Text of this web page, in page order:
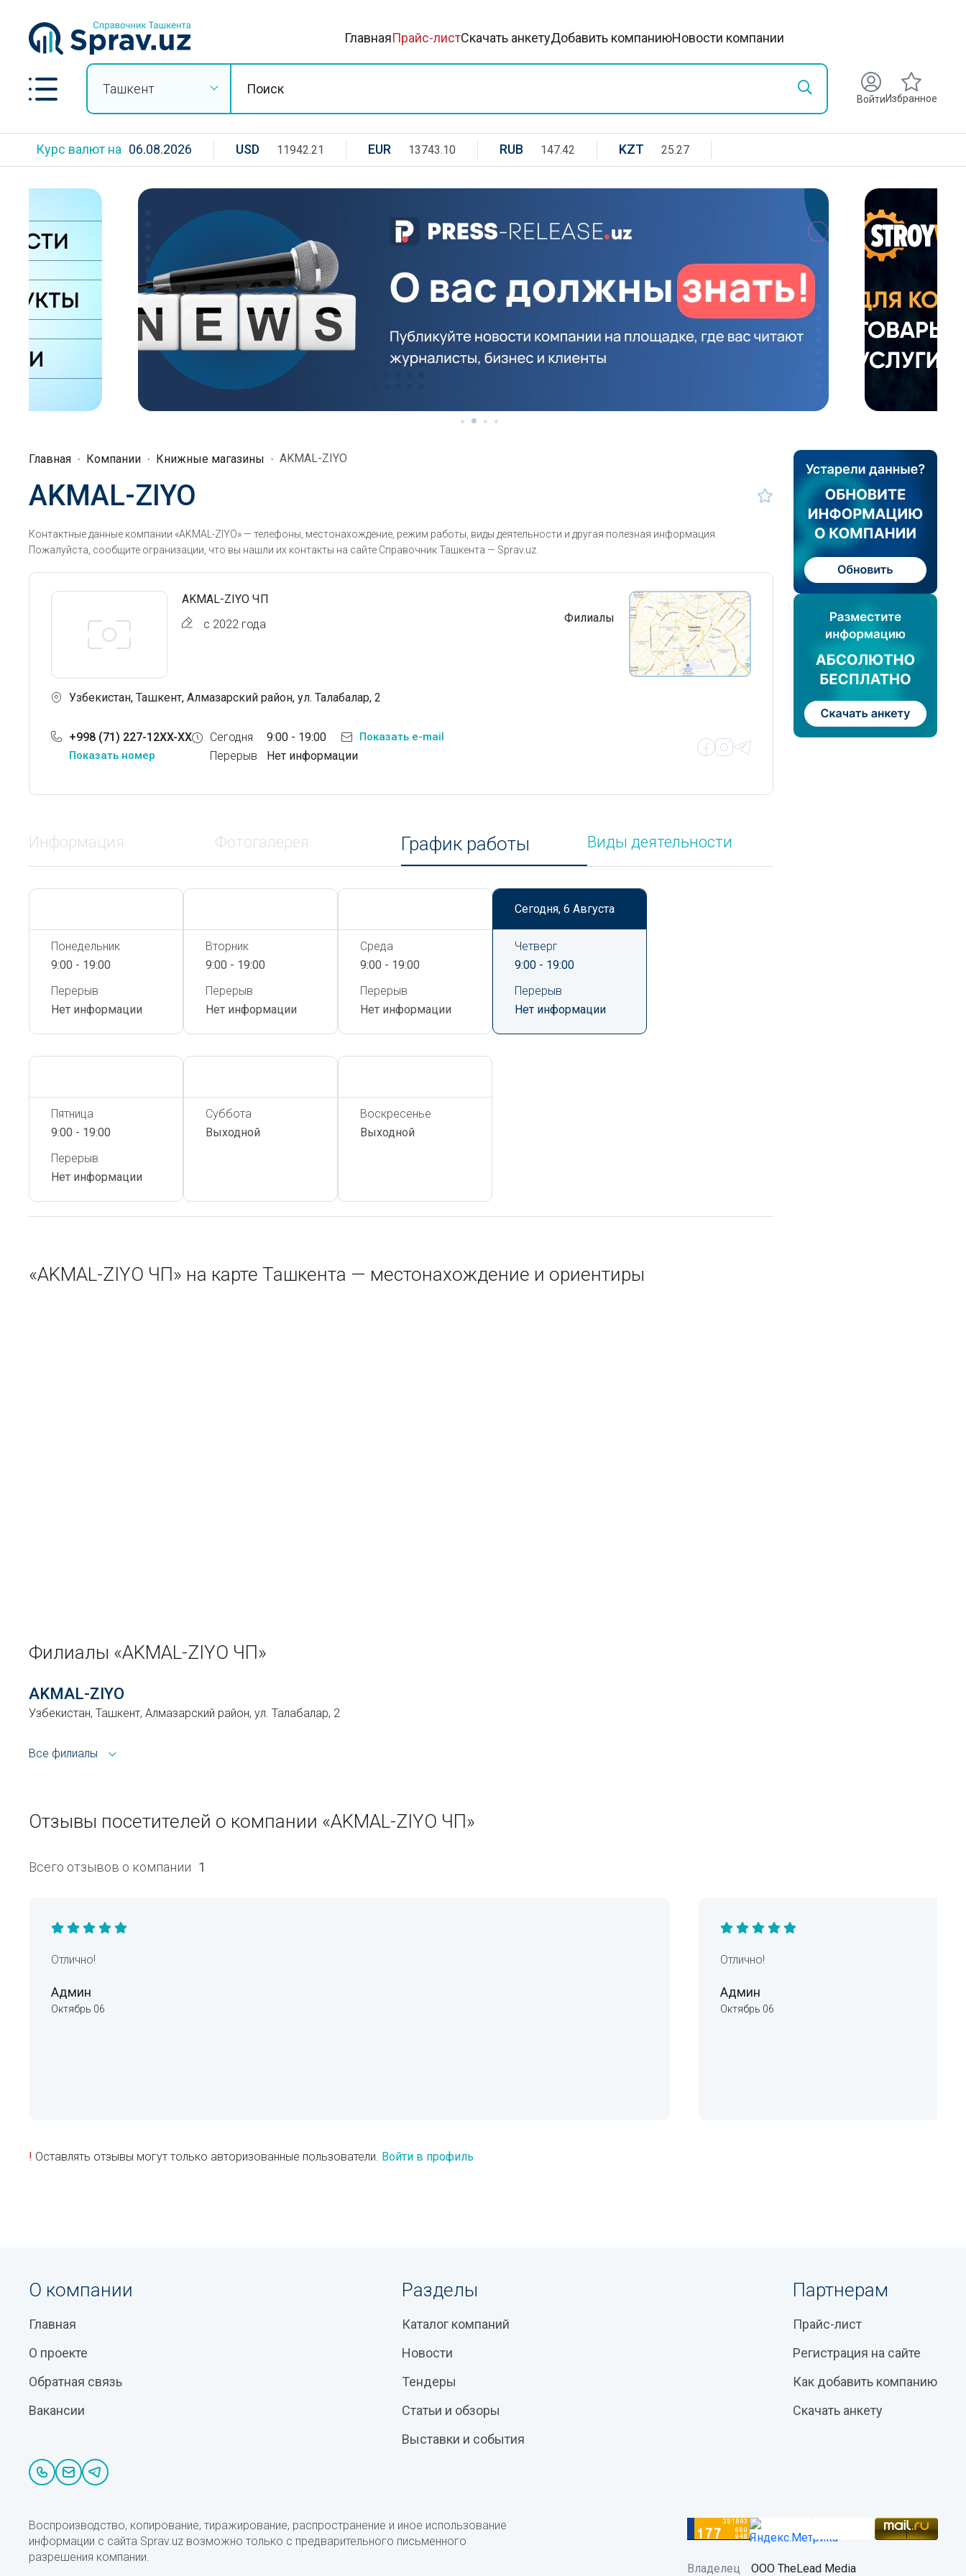
ГлавнаяПрайс-листСкачать анкетуДобавить компаниюНовости компании
Ташкент
ВойтиИзбранное
Курс валют на 06.08.2026 USD 11942.21 EUR 13743.10 RUB 147.42 KZT 25.27
Главная Компании Книжные магазины AKMAL-ZIYO
AKMAL-ZIYO
Контактные данные компании «AKMAL-ZIYO» — телефоны, местонахождение, режим работы, виды деятельности и другая полезная информация.
Пожалуйста, сообщите огранизации, что вы нашли их контакты на сайте Справочник Ташкента — Sprav.uz.
AKMAL-ZIYO ЧП
с 2022 года
Филиалы
Узбекистан, Ташкент, Алмазарский район, ул. Талабалар, 2
+998 (71) 227-12XX-XX
Показать номер
Сегодня
Перерыв
9:00 - 19:00
Нет информации
Показать e-mail
Информация Фотогалерея График работы Виды деятельности
Понедельник
9:00 - 19:00
Перерыв
Нет информации
Вторник
9:00 - 19:00
Перерыв
Нет информации
Среда
9:00 - 19:00
Перерыв
Нет информации
Сегодня, 6 Августа
Четверг
9:00 - 19:00
Перерыв
Нет информации
Пятница
9:00 - 19:00
Перерыв
Нет информации
Суббота
Выходной
Воскресенье
Выходной
«AKMAL-ZIYO ЧП» на карте Ташкента — местонахождение и ориентиры
Филиалы «AKMAL-ZIYO ЧП»
AKMAL-ZIYO
Узбекистан, Ташкент, Алмазарский район, ул. Талабалар, 2
Все филиалы
Отзывы посетителей о компании «AKMAL-ZIYO ЧП»
Всего отзывов о компании 1
Отлично!
Админ
Октябрь 06
Отлично!
Админ
Октябрь 06
! Оставлять отзывы могут только авторизованные пользователи. Войти в профиль
О компании
Главная
О проекте
Обратная связь
Вакансии
Разделы
Каталог компаний
Новости
Тендеры
Статьи и обзоры
Выставки и события
Партнерам
Прайс-лист
Регистрация на сайте
Как добавить компанию
Скачать анкету
Воспроизводство, копирование, тиражирование, распространение и иное использование
информации с сайта Sprav.uz возможно только с предварительного письменного
разрешения компании.
Владелец
ООО TheLead Media